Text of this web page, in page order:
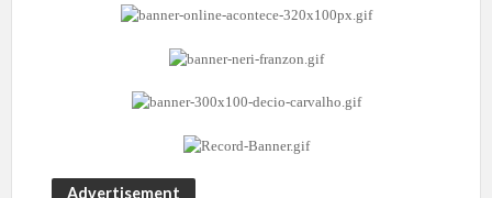
Advertisement